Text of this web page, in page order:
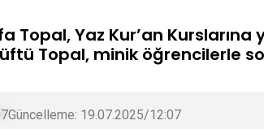
Topal, Yaz Kur’an
Topal, minik öğrencilerle
Güncelleme: 19.07.2025/12:07